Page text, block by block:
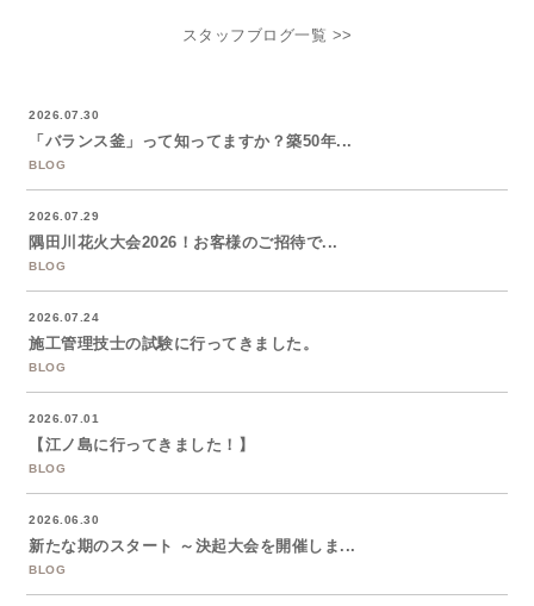
スタッフブログ一覧 >>
2026.07.30
「バランス釜」って知ってますか？築50年...
BLOG
2026.07.29
隅田川花火大会2026！お客様のご招待で...
BLOG
2026.07.24
施工管理技士の試験に行ってきました。
BLOG
2026.07.01
【江ノ島に行ってきました！】
BLOG
2026.06.30
新たな期のスタート ～決起大会を開催しま...
BLOG